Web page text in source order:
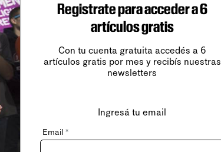
Registrate para acceder a 6
artículos gratis
Con tu cuenta gratuita accedés a 6
artículos gratis por mes y recibís nuestras
newsletters
Ingresá tu email
Email *